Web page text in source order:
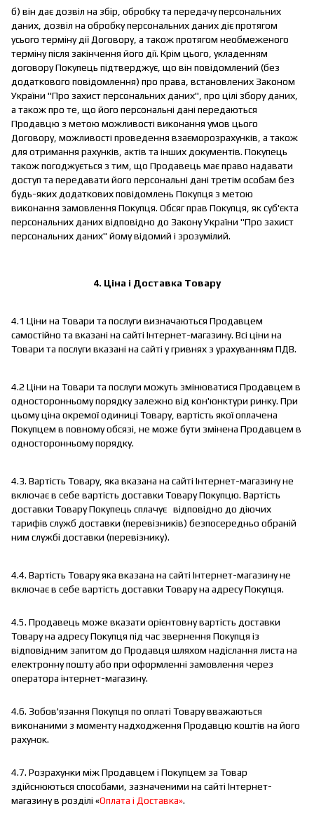
б) він дає дозвіл на збір, обробку та передачу персональних
даних, дозвіл на обробку персональних даних діє протягом
усього терміну дії Договору, а також протягом необмеженого
терміну після закінчення його дії. Крім цього, укладенням
договору Покупець підтверджує, що він повідомлений (без
додаткового повідомлення) про права, встановлених Законом
України "Про захист персональних даних", про цілі збору даних,
а також про те, що його персональні дані передаються
Продавцю з метою можливості виконання умов цього
Договору, можливості проведення взаєморозрахунків, а також
для отримання рахунків, актів та інших документів. Покупець
також погоджується з тим, що Продавець має право надавати
доступ та передавати його персональні дані третім особам без
будь-яких додаткових повідомлень Покупця з метою
виконання замовлення Покупця. Обсяг прав Покупця, як суб'єкта
персональних даних відповідно до Закону України "Про захист
персональних даних" йому відомий і зрозумілий.
4. Ціна і Доставка Товару
4.1 Ціни на Товари та послуги визначаються Продавцем
самостійно та вказані на сайті Інтернет-магазину. Всі ціни на
Товари та послуги вказані на сайті у гривнях з урахуванням ПДВ.
4.2 Ціни на Товари та послуги можуть змінюватися Продавцем в
односторонньому порядку залежно від кон'юнктури ринку. При
цьому ціна окремої одиниці Товару, вартість якої оплачена
Покупцем в повному обсязі, не може бути змінена Продавцем в
односторонньому порядку.
4.3. Вартість Товару, яка вказана на сайті Інтернет-магазину не
включає в себе вартість доставки Товару Покупцю. Вартість
доставки Товару Покупець сплачує відповідно до діючих
тарифів служб доставки (перевізників) безпосередньо обраній
ним службі доставки (перевізнику).
4.4. Вартість Товару яка вказана на сайті Інтернет-магазину не
включає в себе вартість доставки Товару на адресу Покупця.
4.5. Продавець може вказати орієнтовну вартість доставки
Товару на адресу Покупця під час звернення Покупця із
відповідним запитом до Продавця шляхом надіслання листа на
електронну пошту або при оформленні замовлення через
оператора інтернет-магазину.
4.6. Зобов'язання Покупця по оплаті Товару вважаються
виконаними з моменту надходження Продавцю коштів на його
рахунок.
4.7. Розрахунки між Продавцем і Покупцем за Товар
здійснюються способами, зазначеними на сайті Інтернет-
магазину в розділі «Оплата і Доставка».